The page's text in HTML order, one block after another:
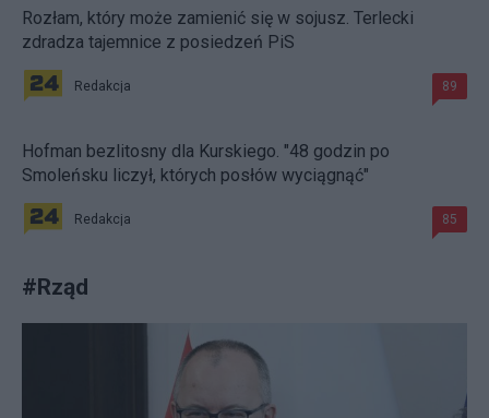
Rozłam, który może zamienić się w sojusz. Terlecki
zdradza tajemnice z posiedzeń PiS
Redakcja 89
Hofman bezlitosny dla Kurskiego. "48 godzin po
Smoleńsku liczył, których posłów wyciągnąć"
Redakcja 85
#Rząd